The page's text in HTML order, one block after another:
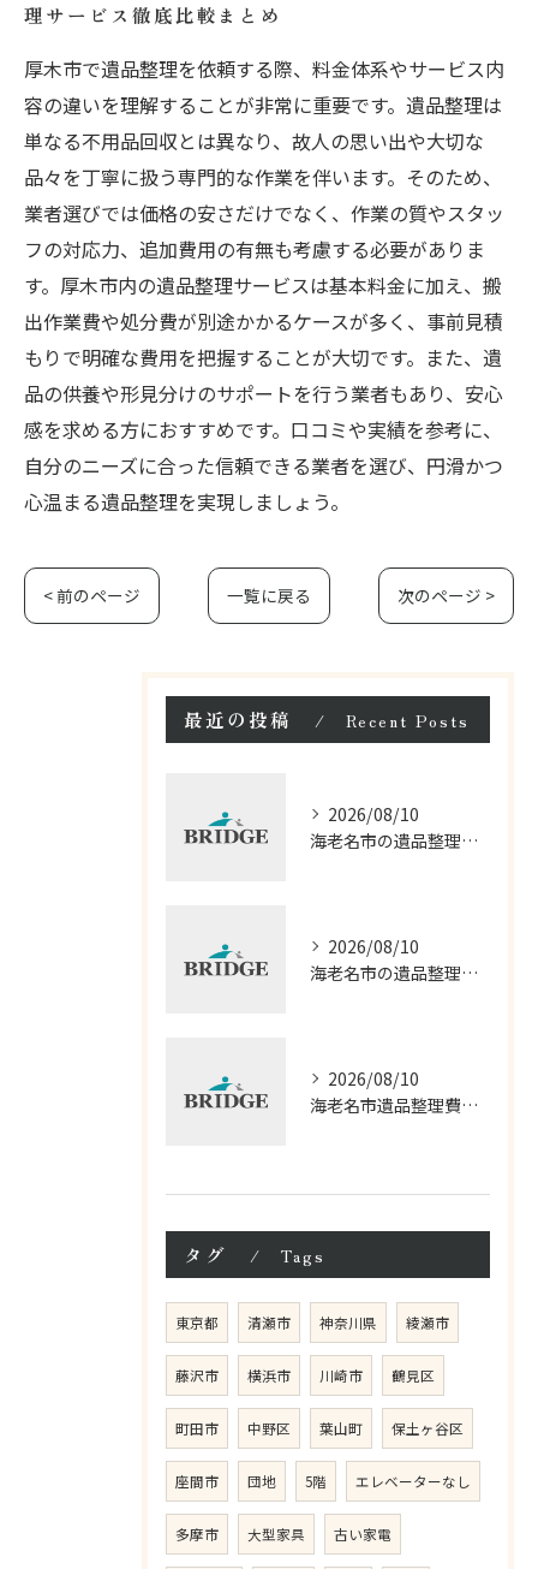
理サービス徹底比較まとめ
厚木市で遺品整理を依頼する際、料金体系やサービス内
容の違いを理解することが非常に重要です。遺品整理は
単なる不用品回収とは異なり、故人の思い出や大切な
品々を丁寧に扱う専門的な作業を伴います。そのため、
業者選びでは価格の安さだけでなく、作業の質やスタッ
フの対応力、追加費用の有無も考慮する必要がありま
す。厚木市内の遺品整理サービスは基本料金に加え、搬
出作業費や処分費が別途かかるケースが多く、事前見積
もりで明確な費用を把握することが大切です。また、遺
品の供養や形見分けのサポートを行う業者もあり、安心
感を求める方におすすめです。口コミや実績を参考に、
自分のニーズに合った信頼できる業者を選び、円滑かつ
心温まる遺品整理を実現しましょう。
< 前のページ 一覧に戻る 次のページ >
最近の投稿 Recent Posts
2026/08/10
海老名市の遺品整理費用と見積もりポイント
2026/08/10
海老名市の遺品整理と即日清掃方法
2026/08/10
海老名市遺品整理費用の節約術と相談ポイント
タグ Tags
東京都 清瀬市 神奈川県 綾瀬市
藤沢市 横浜市 川崎市 鶴見区
町田市 中野区 葉山町 保土ヶ谷区
座間市 団地 5階 エレベーターなし
多摩市 大型家具 古い家電